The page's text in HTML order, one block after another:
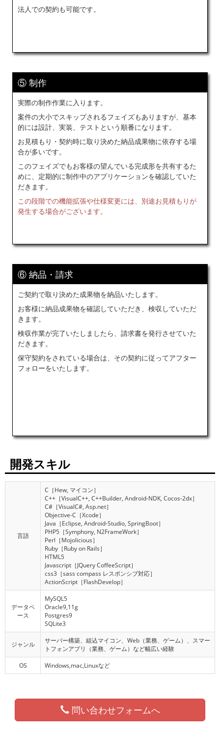
法人での契約も可能です。
⑤ 制作
実際の制作作業に入ります。
案件の大小でスキップされるフェイズもありますが、基本
的には設計、実装、テストという順番になります。
お見積もり・契約時に取り決めた納品成果物に依存する場
合が多いです。
このフェイズでもお客様の望んでいる完成形を共有するた
めに、定期的に制作中のアプリケーションを確認していた
だきます。
この段階での機能拡張や仕様変更には、別途お見積もりが
発生する場合がございます。
⑥ 納品・請求
ご契約で取り決めた成果物を納品いたします。
お客様に納品成果物を確認していただき、検収していただ
きます。
検収作業が完了いたしましたら、請求書を発行させていた
だきます。
保守契約をされている場合は、その契約に従ってアフター
フォローをいたします。
開発スキル
言語
C ［Hew, マイコン］
C++ ［VisualC++, C++Builder, Android-NDK, Cocos-2dx］
C# ［VisualC#, Asp.net］
Objective-C ［Xcode］
Java ［Eclipse, Android-Studio, SpringBoot］
PHP5 ［Symphony, N2FrameWork］
Perl ［Mojolicious］
Ruby ［Ruby on Rails］
HTML5
Javascript ［JQuery CoffeeScript］
css3 ［sass compass レスポンシブ対応］
ActionScript ［FlashDevelop］
データベ
ース
MySQL5
Oracle9,11g
Postgres9
SQLite3
ジャンル
サーバー構築、組込マイコン、Web（業務、ゲーム）、スマー
トフォンアプリ（業務、ゲーム）など幅広い経験
OS
Windows,mac,Linuxなど
問い合わせフォームへ